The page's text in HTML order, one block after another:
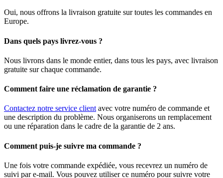
Oui, nous offrons la livraison gratuite sur toutes les commandes en
Europe.
Dans quels pays livrez-vous ?
Nous livrons dans le monde entier, dans tous les pays, avec livraison
gratuite sur chaque commande.
Comment faire une réclamation de garantie ?
Contactez notre service client avec votre numéro de commande et
une description du problème. Nous organiserons un remplacement
ou une réparation dans le cadre de la garantie de 2 ans.
Comment puis-je suivre ma commande ?
Une fois votre commande expédiée, vous recevrez un numéro de
suivi par e-mail. Vous pouvez utiliser ce numéro pour suivre votre